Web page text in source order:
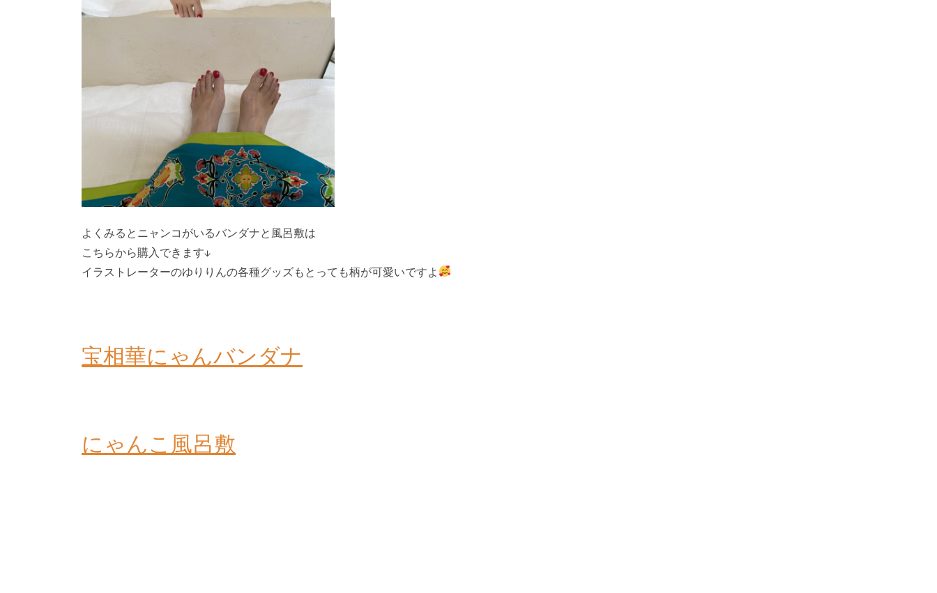
よくみるとニャンコがいるバンダナと風呂敷は
こちらから購入できます↓
イラストレーターのゆりりんの各種グッズもとっても柄が可愛いですよ
宝相華にゃんバンダナ
にゃんこ風呂敷